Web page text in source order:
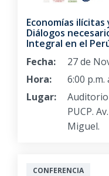
Economías
Diálogos
Integral en el
Fecha:
27 de
Hora:
6:00 p.m.
Lugar:
Auditorio
PUCP.
Miguel.
CONFERENCIA